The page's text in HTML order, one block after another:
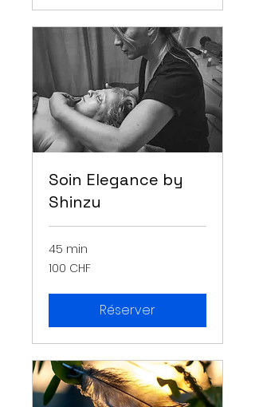
Soin Elegance by
Shinzu
45 min
100
francs
100 CHF
Réserver